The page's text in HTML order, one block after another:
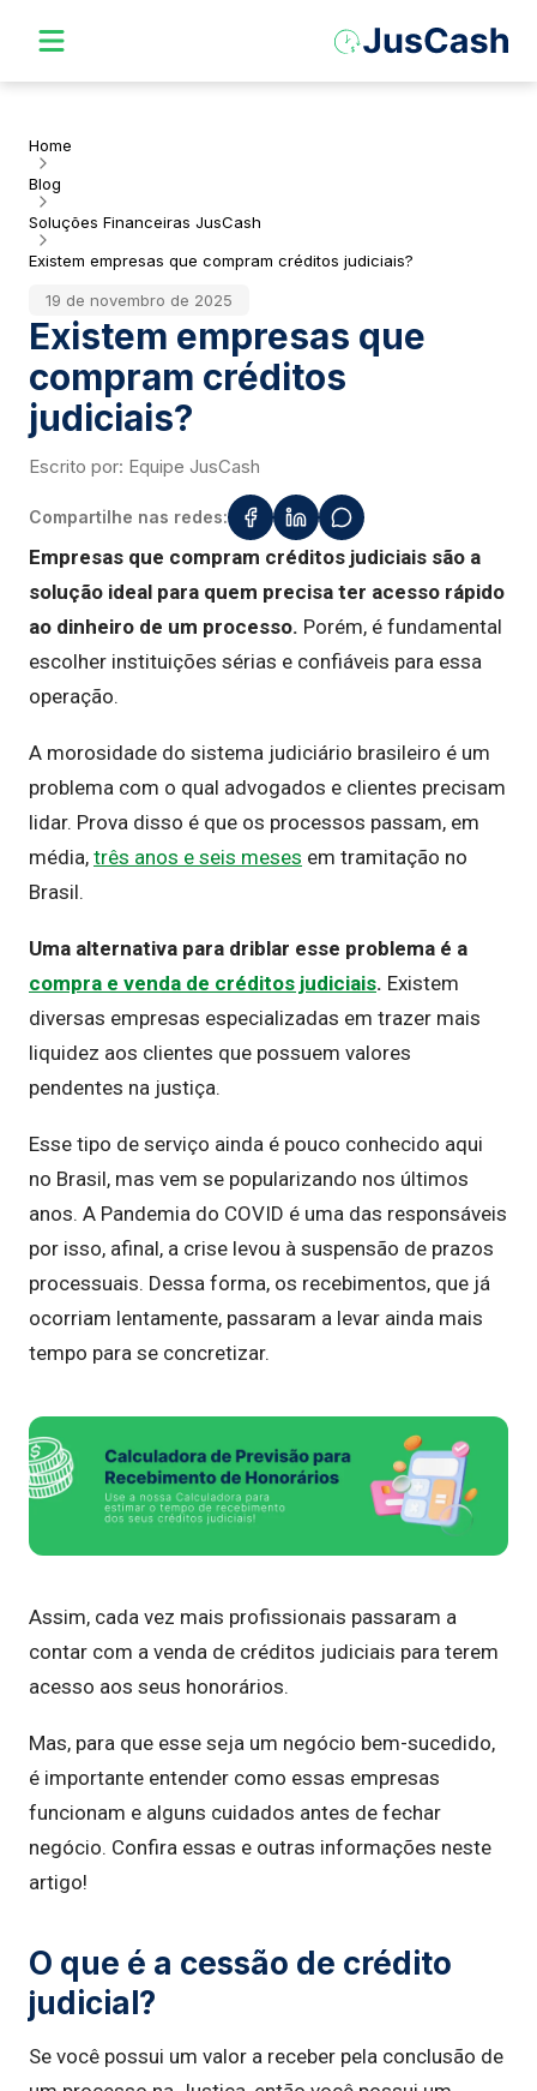
Home
Blog
Soluções Financeiras JusCash
Existem empresas que compram créditos judiciais?
19 de novembro de 2025
Existem empresas que
compram créditos
judiciais?
Escrito por: Equipe JusCash
Compartilhe nas redes:
Empresas que compram créditos judiciais são a
solução ideal para quem precisa ter acesso rápido
ao dinheiro de um processo. Porém, é fundamental
escolher instituições sérias e confiáveis para essa
operação.
A morosidade do sistema judiciário brasileiro é um
problema com o qual advogados e clientes precisam
lidar. Prova disso é que os processos passam, em
média, três anos e seis meses em tramitação no
Brasil.
Uma alternativa para driblar esse problema é a
compra e venda de créditos judiciais. Existem
diversas empresas especializadas em trazer mais
liquidez aos clientes que possuem valores
pendentes na justiça.
Esse tipo de serviço ainda é pouco conhecido aqui
no Brasil, mas vem se popularizando nos últimos
anos. A Pandemia do COVID é uma das responsáveis
por isso, afinal, a crise levou à suspensão de prazos
processuais. Dessa forma, os recebimentos, que já
ocorriam lentamente, passaram a levar ainda mais
tempo para se concretizar.
Assim, cada vez mais profissionais passaram a
contar com a venda de créditos judiciais para terem
acesso aos seus honorários.
Mas, para que esse seja um negócio bem-sucedido,
é importante entender como essas empresas
funcionam e alguns cuidados antes de fechar
negócio. Confira essas e outras informações neste
artigo!
O que é a cessão de crédito
judicial?
Se você possui um valor a receber pela conclusão de